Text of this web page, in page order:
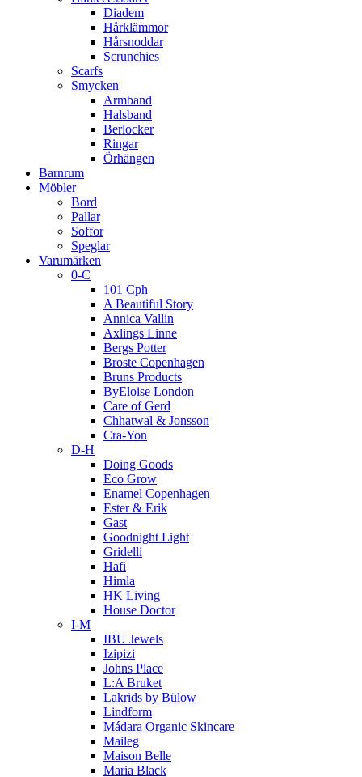
Diadem
Hårklämmor
Hårsnoddar
Scrunchies
Scarfs
Smycken
Armband
Halsband
Berlocker
Ringar
Örhängen
Barnrum
Möbler
Bord
Pallar
Soffor
Speglar
Varumärken
0-C
101 Cph
A Beautiful Story
Annica Vallin
Axlings Linne
Bergs Potter
Broste Copenhagen
Bruns Products
ByEloise London
Care of Gerd
Chhatwal & Jonsson
Cra-Yon
D-H
Doing Goods
Eco Grow
Enamel Copenhagen
Ester & Erik
Gast
Goodnight Light
Gridelli
Hafi
Himla
HK Living
House Doctor
I-M
IBU Jewels
Izipizi
Johns Place
L:A Bruket
Lakrids by Bülow
Lindform
Mádara Organic Skincare
Maileg
Maison Belle
Maria Black